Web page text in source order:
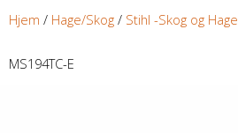
Lett motorsykkel
Moped / Scooter
Hjem / Hage/Skog / Stihl -Skog og Hage
MS194TC-E